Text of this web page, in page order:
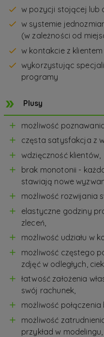
w pozycji stojącej lub
w systemie
(w zależności od
w kontakcie z klientem
wykorzystując
programy
Plusy
możliwość
częsta satysfakcja z
wdzięczność klientów,
brak monotonii -
stawiają nowe
możliwość rozwijania
elastyczne godziny
zleceń,
możliwość udziału w
możliwość częstego
zdjęć w odległych,
łatwość założenia
swój rachunek,
możliwość połączenia
możliwość
przykład w